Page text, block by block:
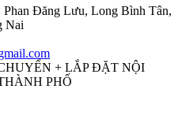
Phan Đăng Lưu, Long Bình Tân,
Nai
+ LẮP ĐẶT NỘI
PHỐ